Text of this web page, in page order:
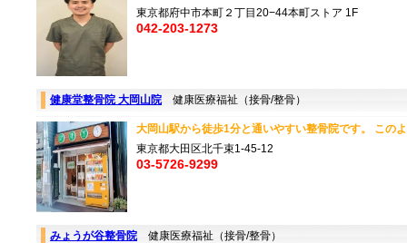
東京都府中市本町２丁目20−44本町ストア 1F
042-203-1273
健康堂整骨院 大岡山院 健康医療福祉（接骨/整骨）
大岡山駅から徒歩1分と通いやすい整骨院です。 この
東京都大田区北千束1-45-12
03-5726-9299
みょうが谷整骨院 健康医療福祉（接骨/整骨）